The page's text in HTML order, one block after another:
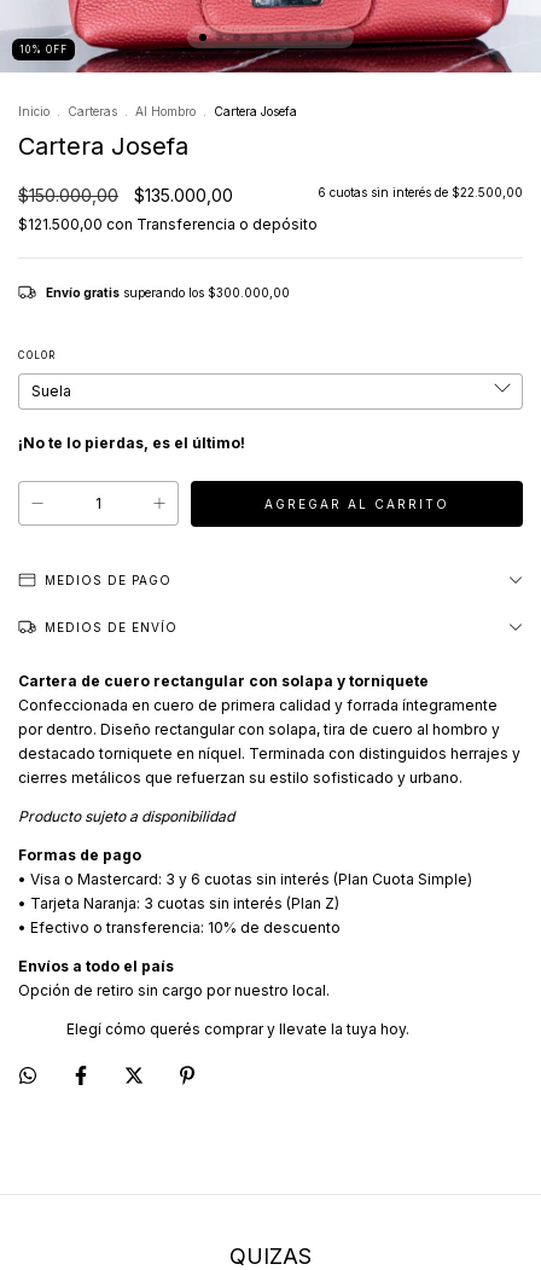
10 % OFF
Inicio Carteras Al Hombro Cartera Josefa
Cartera Josefa
$150.000,00 $135.000,00 6 cuotas sin interés de $22.500,00
$121.500,00 con Transferencia o depósito
Envío gratis superando los $300.000,00
COLOR
¡No te lo pierdas, es el último!
MEDIOS DE PAGO
MEDIOS DE ENVÍO
Cartera de cuero rectangular con solapa y torniquete
Confeccionada en cuero de primera calidad y forrada íntegramente
por dentro. Diseño rectangular con solapa, tira de cuero al hombro y
destacado torniquete en níquel. Terminada con distinguidos herrajes y
cierres metálicos que refuerzan su estilo sofisticado y urbano.
Producto sujeto a disponibilidad
Formas de pago
• Visa o Mastercard: 3 y 6 cuotas sin interés (Plan Cuota Simple)
• Tarjeta Naranja: 3 cuotas sin interés (Plan Z)
• Efectivo o transferencia: 10% de descuento
Envíos a todo el país
Opción de retiro sin cargo por nuestro local.
Elegí cómo querés comprar y llevate la tuya hoy.
QUIZAS